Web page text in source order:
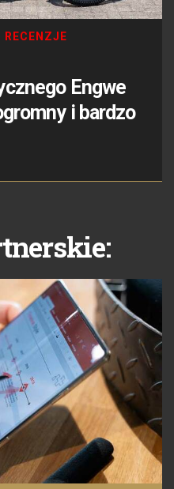
RECENZJE
Engwe
i bardzo